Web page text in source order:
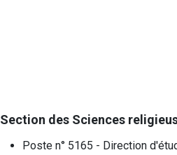
Section des Sciences
Poste n° 5165 - Direction